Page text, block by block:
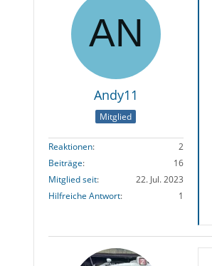
Andy11
Mitglied
Reaktionen
2
Beiträge
16
Mitglied seit
22. Jul. 2023
Hilfreiche Antwort
1